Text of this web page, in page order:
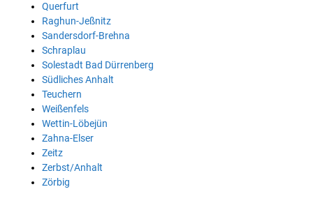
Querfurt
Raghun-Jeßnitz
Sandersdorf-Brehna
Schraplau
Solestadt Bad Dürrenberg
Südliches Anhalt
Teuchern
Weißenfels
Wettin-Löbejün
Zahna-Elser
Zeitz
Zerbst/Anhalt
Zörbig